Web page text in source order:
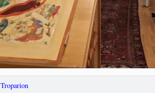
Troparion